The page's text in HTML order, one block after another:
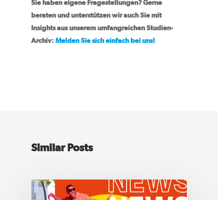
Sie haben eigene Fragestellungen? Gerne
beraten und unterstützen wir auch Sie mit
Insights aus unserem umfangreichen Studien-
Archiv: Melden Sie sich einfach bei uns!
Similar Posts
Aktuelles
Jobs
+49 (0)2166 91 567 – 89